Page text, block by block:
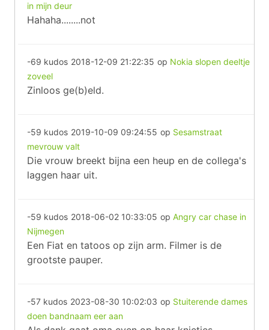
in mijn deur
Hahaha........not
-69 kudos 2018-12-09 21:22:35 op Nokia slopen deeltje
zoveel
Zinloos ge(b)eld.
-59 kudos 2019-10-09 09:24:55 op Sesamstraat
mevrouw valt
Die vrouw breekt bijna een heup en de collega's
laggen haar uit.
-59 kudos 2018-06-02 10:33:05 op Angry car chase in
Nijmegen
Een Fiat en tatoos op zijn arm. Filmer is de
grootste pauper.
-57 kudos 2023-08-30 10:02:03 op Stuiterende dames
doen bandnaam eer aan